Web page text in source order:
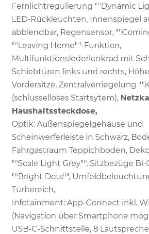
Fernlichtregulierung ""Dynamic
LED-Rückleuchten, Innenspiegel
abblendbar, Regensensor,
""Leaving Home""-Funktion,
Multifunktionslederlenkrad mit
Schiebtüren links und rechts,
Vordersitze, Zentralverriegelung
(schlüsselloses Startsytem),
Haushaltssteckdose,
Optik: Außenspiegelgehäuse und
Scheinwerferleiste in Schwarz,
Fahrgastraum Teppichboden,
""Scale Light Grey"", Sitzbezüge Bi-
""Bright Dots"",
Türbereich,
Infotainment: App-Connect inkl.
(Navigation über Smartphone
USB-C-Schnittstelle, 8